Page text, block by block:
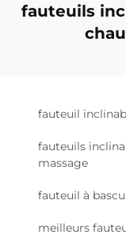
fauteuils
fauteuil
fauteuils
massage
fauteuil à
meilleurs